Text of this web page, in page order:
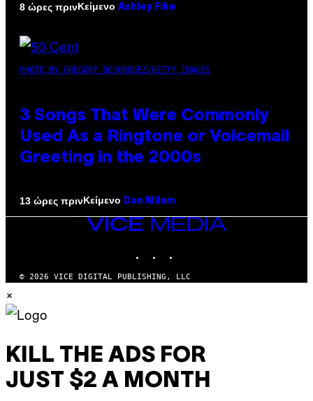
8 ώρες πρινΚείμενο Ashley Fike
PHOTO BY GREGORY BOJORQUEZ/GETTY IMAGES
3 Songs That Were Commonly
Used As a Ringtone or Voicemail
Greeting in the 2000s
13 ώρες πρινΚείμενο Dan Milam
VICE
© 2026 VICE DIGITAL PUBLISHING, LLC
×
KILL THE ADS FOR
JUST $2 A MONTH